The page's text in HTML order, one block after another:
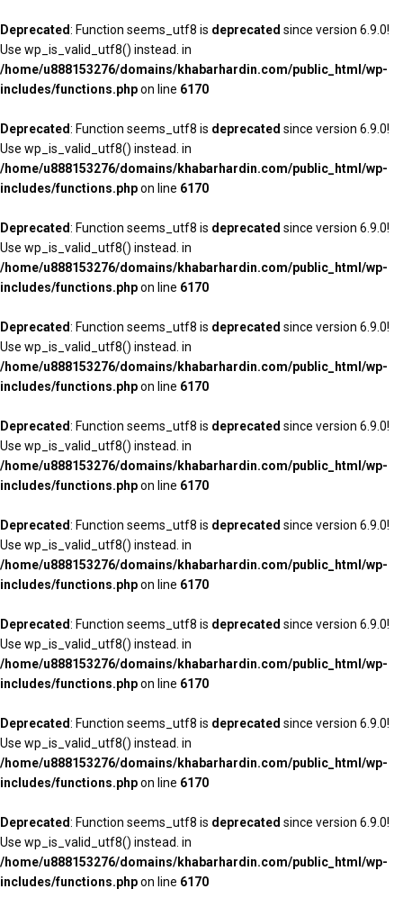
Deprecated: Function seems_utf8 is deprecated since version 6.9.0!
Use wp_is_valid_utf8() instead. in
/home/u888153276/domains/khabarhardin.com/public_html/wp-
includes/functions.phpon line 6170
Deprecated: Function seems_utf8 is deprecated since version 6.9.0!
Use wp_is_valid_utf8() instead. in
/home/u888153276/domains/khabarhardin.com/public_html/wp-
includes/functions.phpon line 6170
Deprecated: Function seems_utf8 is deprecated since version 6.9.0!
Use wp_is_valid_utf8() instead. in
/home/u888153276/domains/khabarhardin.com/public_html/wp-
includes/functions.phpon line 6170
Deprecated: Function seems_utf8 is deprecated since version 6.9.0!
Use wp_is_valid_utf8() instead. in
/home/u888153276/domains/khabarhardin.com/public_html/wp-
includes/functions.phpon line 6170
Deprecated: Function seems_utf8 is deprecated since version 6.9.0!
Use wp_is_valid_utf8() instead. in
/home/u888153276/domains/khabarhardin.com/public_html/wp-
includes/functions.phpon line 6170
Deprecated: Function seems_utf8 is deprecated since version 6.9.0!
Use wp_is_valid_utf8() instead. in
/home/u888153276/domains/khabarhardin.com/public_html/wp-
includes/functions.phpon line 6170
Deprecated: Function seems_utf8 is deprecated since version 6.9.0!
Use wp_is_valid_utf8() instead. in
/home/u888153276/domains/khabarhardin.com/public_html/wp-
includes/functions.phpon line 6170
Deprecated: Function seems_utf8 is deprecated since version 6.9.0!
Use wp_is_valid_utf8() instead. in
/home/u888153276/domains/khabarhardin.com/public_html/wp-
includes/functions.phpon line 6170
Deprecated: Function seems_utf8 is deprecated since version 6.9.0!
Use wp_is_valid_utf8() instead. in
/home/u888153276/domains/khabarhardin.com/public_html/wp-
includes/functions.phpon line 6170